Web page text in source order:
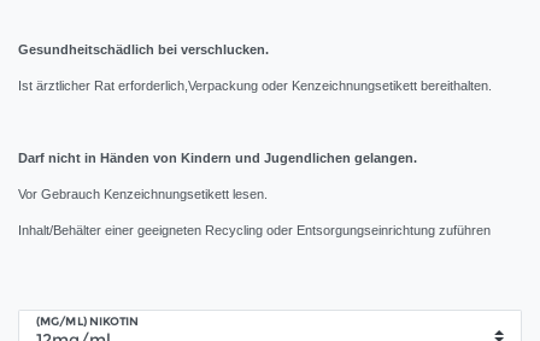
Gesundheitschädlich bei verschlucken.
Ist ärztlicher Rat erforderlich,Verpackung oder Kenzeichnungsetikett bereithalten.
Darf nicht in Händen von Kindern und Jugendlichen gelangen.
Vor Gebrauch Kenzeichnungsetikett lesen.
Inhalt/Behälter einer geeigneten Recycling oder Entsorgungseinrichtung zuführen
(MG/ML) NIKOTIN